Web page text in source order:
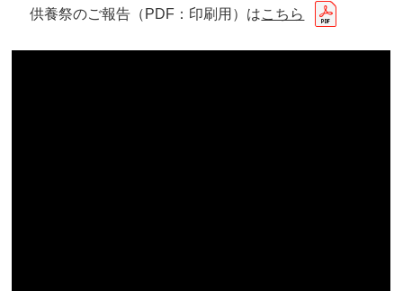
供養祭のご報告（PDF：印刷用）はこちら